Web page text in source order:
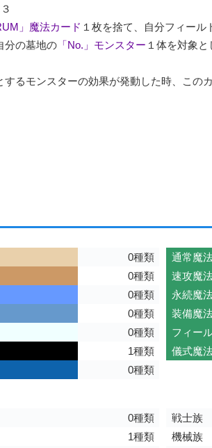
」魔法カード １枚を捨て、自分フィール
分の墓地の 「No.」モンスター １体を対象
るモンスターの効果が発動した時、この
0種類
0種類
0種類
0種類
0種類
1種類
0種類
通常魔
速攻魔
永続魔
装備魔
フィー
儀式魔
0種類
1種類
戦士族
機械族